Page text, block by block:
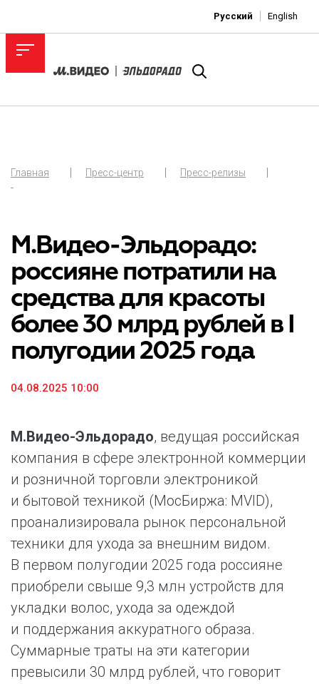
Русский English
Главная Пресс-центр
Пресс-релизы
-
М.Видео-Эльдорадо:
россияне потратили на
средства для красоты
более 30 млрд рублей в I
полугодии 2025 года
04.08.2025 10:00
М.Видео-Эльдорадо, ведущая российская
компания в сфере электронной коммерции
и розничной торговли электроникой
и бытовой техникой (МосБиржа: MVID),
проанализировала рынок персональной
техники для ухода за внешним видом.
В первом полугодии 2025 года россияне
приобрели свыше 9,3 млн устройств для
укладки волос, ухода за одеждой
и поддержания аккуратного образа.
Суммарные траты на эти категории
превысили 30 млрд рублей, что говорит